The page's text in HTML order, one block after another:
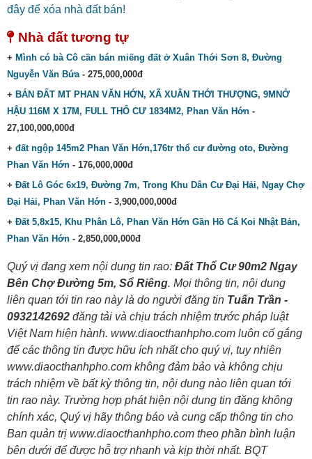
đây để xóa nhà đất bán!
Nhà đất tương tự
+ Mình có bà Cô cần bán miếng đất ở Xuân Thới Sơn 8, Đường
Nguyễn Văn Bứa- 275,000,000đ
+ BÁN ĐẤT MT PHAN VĂN HỚN, XÃ XUÂN THỚI THƯỢNG, 9MNỞ
HẬU 116M X 17M, FULL THỔ CƯ 1834M2, Phan Văn Hớn -
27,100,000,000đ
+ đất ngộp 145m2 Phan Văn Hớn,176tr thổ cư đường oto, Đường
Phan Văn Hớn - 176,000,000đ
+ Đất Lô Góc 6x19, Đường 7m, Trong Khu Dân Cư Đại Hải, Ngay Chợ
Đại Hải, Phan Văn Hớn - 3,900,000,000đ
+ Đất 5,8x15, Khu Phân Lô, Phan Văn Hớn Gần Hồ Cá Koi Nhật Bản,
Phan Văn Hớn - 2,850,000,000đ
Quý vị đang xem nội dung tin rao: Đất Thổ Cư 90m2 Ngay
Bên Chợ Đường 5m, Sổ Riêng. Mọi thông tin, nội dung
liên quan tới tin rao này là do người đăng tin Tuấn Trần -
0932142692 đăng tải và chịu trách nhiệm trước pháp luật
Việt Nam hiện hành. www.diaocthanhpho.com luôn cố gắng
để các thông tin được hữu ích nhất cho quý vị, tuy nhiên
www.diaocthanhpho.com không đảm bảo và không chịu
trách nhiệm về bất kỳ thông tin, nội dung nào liên quan tới
tin rao này. Trường hợp phát hiện nội dung tin đăng không
chính xác, Quý vị hãy thông báo và cung cấp thông tin cho
Ban quản trị www.diaocthanhpho.com theo phần bình luận
bên dưới để được hỗ trợ nhanh và kịp thời nhất. BQT